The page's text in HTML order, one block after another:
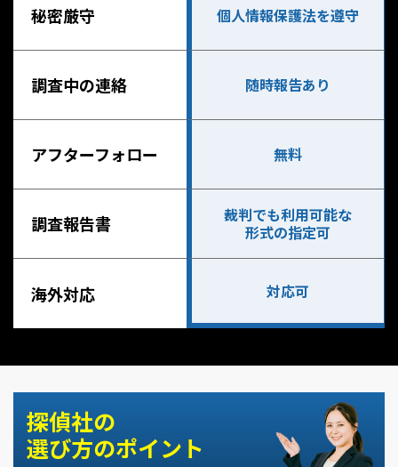
秘密厳守 個人情報保護法を遵守
調査中の連絡 随時報告あり
アフターフォロー 無料
調査報告書
裁判でも利用可能な
形式の指定可
海外対応 対応可
探偵社の
選び方のポイント